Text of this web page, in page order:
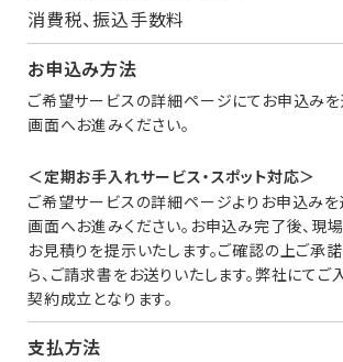
消費税、振込手数料
お申込み方法
ご希望サービスの詳細ページにてお申込みを
画面へお進みください。
＜定期お手入れサービス・スポット対応＞
ご希望サービスの詳細ページよりお申込みを
画面へお進みください。お申込み完了後、現
お見積りを提示いたします。ご確認の上ご承
ら、ご請求書をお送りいたします。弊社にてご
契約成立となります。
支払方法